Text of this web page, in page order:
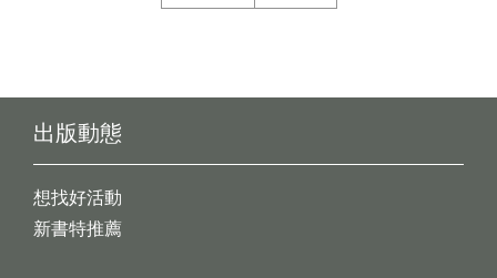
出版動態
想找好活動
新書特推薦